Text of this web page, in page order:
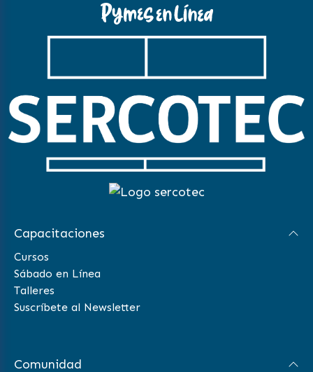
Capacitaciones
Cursos
Sábado en Línea
Talleres
Suscríbete al Newsletter
Comunidad